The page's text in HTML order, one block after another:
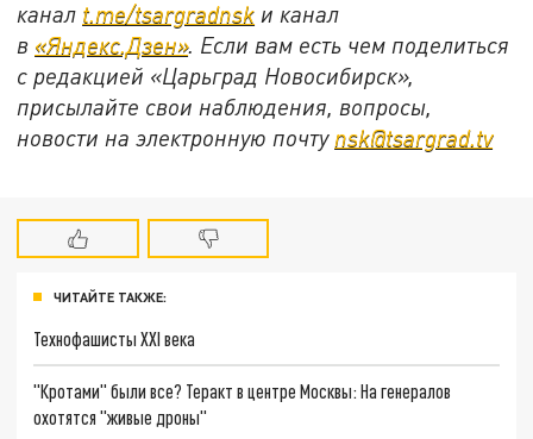
канал t.me/tsargradnsk и канал
в «Яндекс.Дзен». Если вам есть чем поделиться
с редакцией «Царьград Новосибирск»,
присылайте свои наблюдения, вопросы,
новости на электронную почту nsk@tsargrad.tv
ЧИТАЙТЕ ТАКЖЕ:
Технофашисты XXI века
"Кротами" были все? Теракт в центре Москвы: На генералов
охотятся "живые дроны"